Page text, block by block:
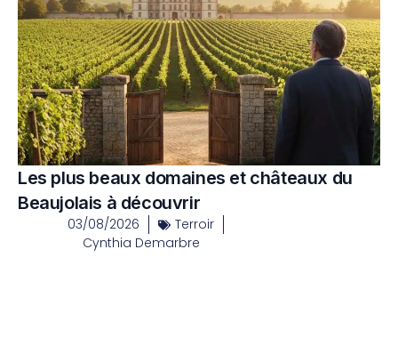
Les plus beaux domaines et châteaux du
Beaujolais à découvrir
03/08/2026
Terroir
Cynthia Demarbre